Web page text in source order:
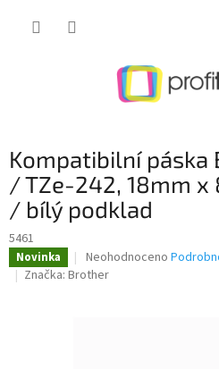
Kompatibilní páska
/ TZe-242, 18mm x
/ bílý podklad
5461
Novinka
Průměrné
hodnocení
Neohodnoceno
Značka: Brother